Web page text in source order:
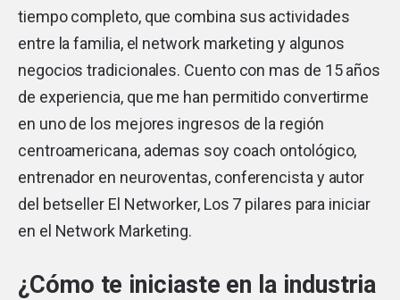
tiempo completo, que combina sus actividades
entre la familia, el network marketing y algunos
negocios tradicionales. Cuento con mas de 15 años
de experiencia, que me han permitido convertirme
en uno de los mejores ingresos de la región
centroamericana, ademas soy coach ontológico,
entrenador en neuroventas, conferencista y autor
del betseller El Networker, Los 7 pilares para iniciar
en el Network Marketing.
¿Cómo te iniciaste en la industria